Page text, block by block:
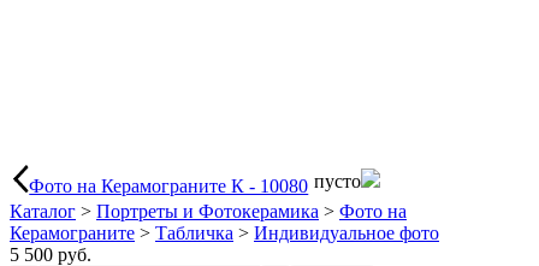
Фото на Керамограните К - 10080 пусто
Каталог > Портреты и Фотокерамика > Фото на
Керамограните > Табличка > Индивидуальное фото
5 500 руб.